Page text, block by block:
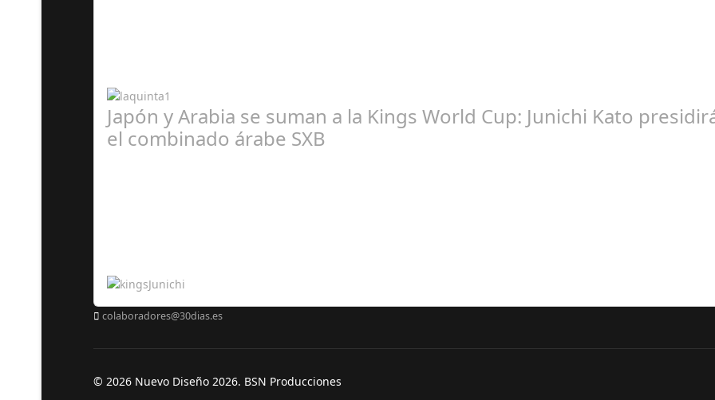
Japón y Arabia se suman a la Kings World Cup: Junichi Kato
el combinado árabe SXB
colaboradores@30dias.es
© 2026 Nuevo Diseño 2026. BSN Producciones